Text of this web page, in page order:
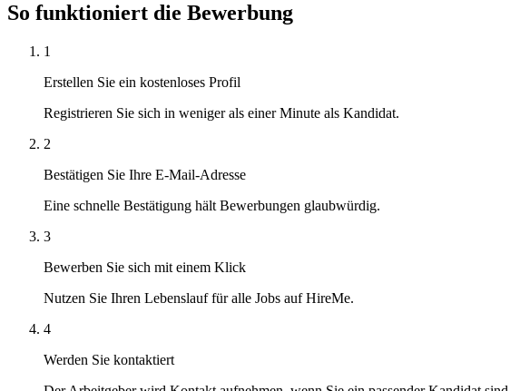
So funktioniert die Bewerbung
1
Erstellen Sie ein kostenloses Profil
Registrieren Sie sich in weniger als einer Minute als Kandidat.
2
Bestätigen Sie Ihre E-Mail-Adresse
Eine schnelle Bestätigung hält Bewerbungen glaubwürdig.
3
Bewerben Sie sich mit einem Klick
Nutzen Sie Ihren Lebenslauf für alle Jobs auf HireMe.
4
Werden Sie kontaktiert